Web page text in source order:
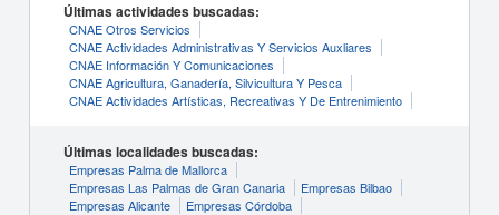
Últimas actividades buscadas:
CNAE Otros Servicios
CNAE Actividades Administrativas Y Servicios Auxliares
CNAE Información Y Comunicaciones
CNAE Agricultura, Ganadería, Silvicultura Y Pesca
CNAE Actividades Artísticas, Recreativas Y De Entrenimiento
Últimas localidades buscadas:
Empresas Palma de Mallorca
Empresas Las Palmas de Gran Canaria
Empresas Bilbao
Empresas Alicante
Empresas Córdoba